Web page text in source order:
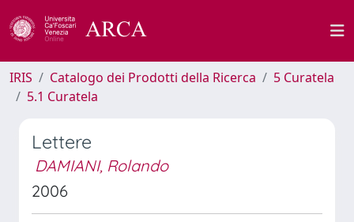
IRIS Catalogo dei Prodotti della Ricerca
5 Curatela
5.1 Curatela
Lettere
DAMIANI, Rolando
2006